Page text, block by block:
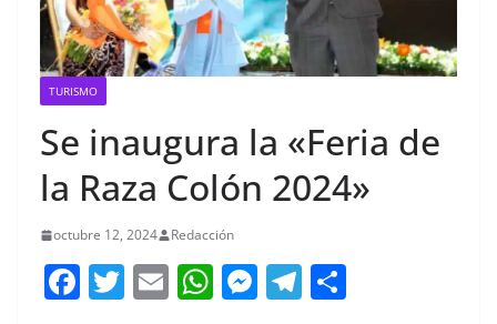
TURISMO
Se inaugura la «Feria de
la Raza Colón 2024»
octubre 12, 2024 Redacción
F T E W M T